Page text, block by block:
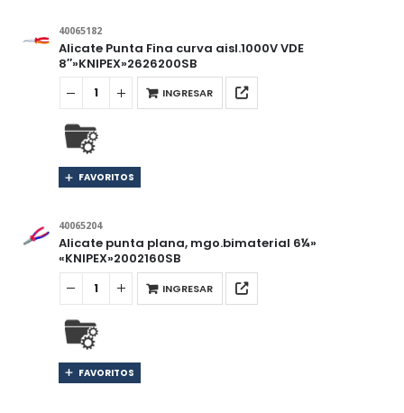
40065182
Alicate Punta Fina curva aisl.1000V VDE
8″»KNIPEX»2626200SB
INGRESAR
FAVORITOS
40065204
Alicate punta plana, mgo.bimaterial 6¼»
«KNIPEX»2002160SB
INGRESAR
FAVORITOS